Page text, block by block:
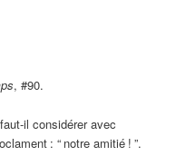
, #90.
il considérer avec
: “ notre amitié ! ”.